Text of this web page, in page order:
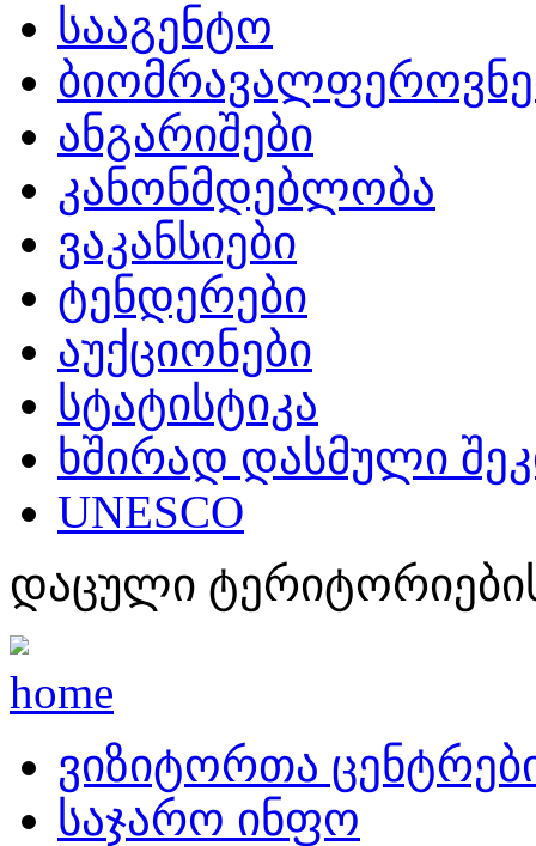
სააგენტო
ანგარიშები
კანონმდებლობა
ვაკანსიები
ტენდერები
აუქციონები
სტატისტიკა
ხშირად დასმული
UNESCO
დაცული
home
ვიზიტორთა
საჯარო ინფო